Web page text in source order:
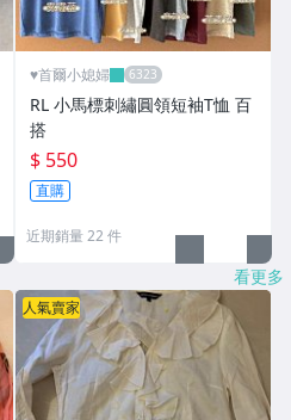
♥️首爾小媳婦
RL 小馬標刺繡圓領短袖T恤 百
搭
$ 550
直購
近期銷量 22 件
看更多
人氣賣家